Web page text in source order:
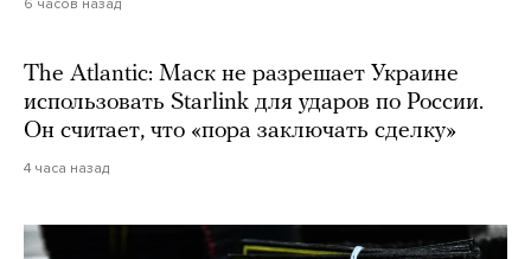
6 часов назад
The Atlantic: Маск не разрешает Украине
использовать Starlink для ударов по России.
Он считает, что «пора заключать сделку»
4 часа назад